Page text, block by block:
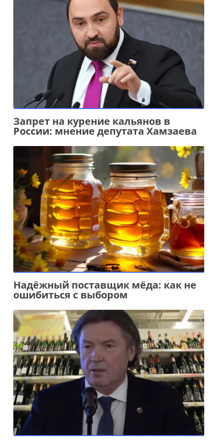
Запрет на курение кальянов в
России: мнение депутата Хамзаева
Надёжный поставщик мёда: как не
ошибиться с выбором